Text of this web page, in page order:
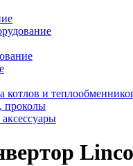
котлов и
проколы